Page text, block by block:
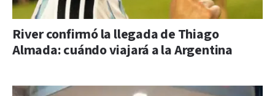
River confirmó la llegada de Thiago
Almada: cuándo viajará a la Argentina